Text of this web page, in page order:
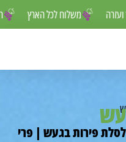
משלוח לכל הארץ ועזרה
בגעש | פרי